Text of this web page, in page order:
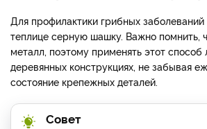
Для профилактики грибных
теплице серную шашку. Важно помнить,
металл, поэтому применять этот способ
деревянных конструкциях, не забывая
состояние крепежных деталей.
Совет